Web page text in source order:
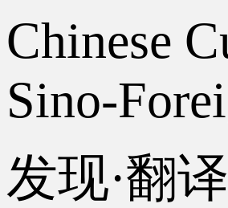
Chinese
Sino-
发现·翻